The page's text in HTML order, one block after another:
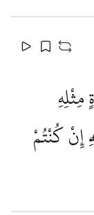
إِنْ كُنْتُمْ